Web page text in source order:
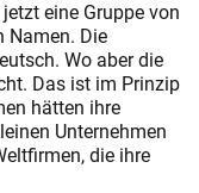
eine Gruppe von
Namen. Die
Wo aber die
Das ist im Prinzip
hätten ihre
Unternehmen
die ihre